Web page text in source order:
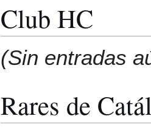
Club HC
(Sin entradas
Rares de